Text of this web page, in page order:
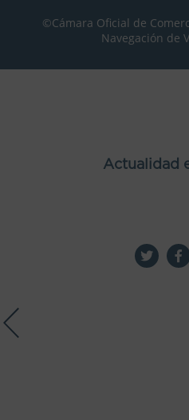
©Cámara Oficial de
Navegación de
Actualidad